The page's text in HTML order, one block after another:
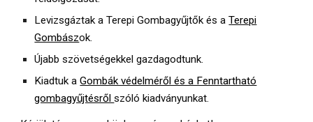
Levizsgáztak a Terepi Gombagyűjtők és aTerepi
Gombászok.
Újabb szövetségekkel gazdagodtunk.
Kiadtuk aGombák védelméről és a Fenntartható
gombagyűjtésrőlszóló kiadványunkat.